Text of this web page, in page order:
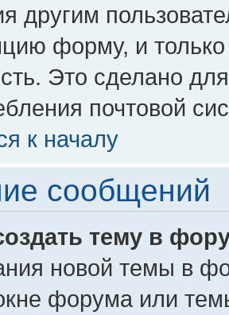
другим
форму, и
Это сделано
почтовой
к началу
сообщений
тему в
новой темы в
форума или